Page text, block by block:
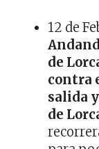
12 de
de
contra
salida
de